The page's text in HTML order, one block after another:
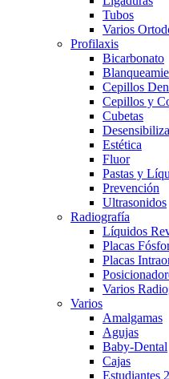
Tubos
Varios
Profilaxis
Bicarbonato
Cepillos
Cepillos y
Cubetas
Estética
Fluor
Pastas y
Prevención
Ultrasonidos
Radiografía
Líquidos
Placas
Placas
Varios
Varios
Amalgamas
Agujas
Baby-Dental
Cajas
Estudiantes